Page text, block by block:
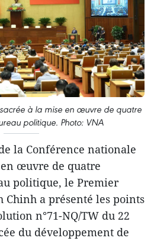
à la mise en œuvre de quatre
politique. Photo: VNA
la Conférence nationale
œuvre de quatre
politique, le Premier
a présenté les points
n°71-NQ/TW du 22
du développement de